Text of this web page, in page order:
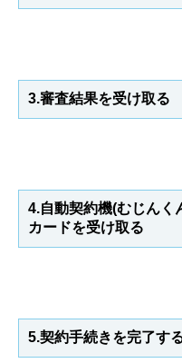
3.審査結果を受け取る
4.自動契約機(むじんく
カードを受け取る
5.契約手続きを完了す